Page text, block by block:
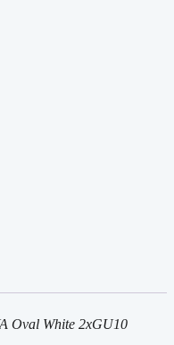
Oval White 2xGU10